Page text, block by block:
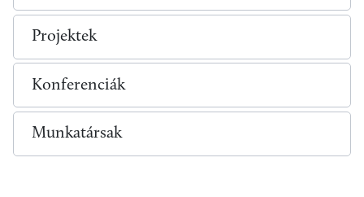
Projektek
Konferenciák
Munkatársak